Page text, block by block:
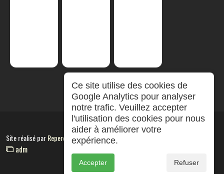
Site réalisé parRepereCom
adm
Ce site utilise des cookies de
Google Analytics pour analyser
notre trafic. Veuillez accepter
l'utilisation des cookies pour nous
aider à améliorer votre
expérience.
Accepter Refuser